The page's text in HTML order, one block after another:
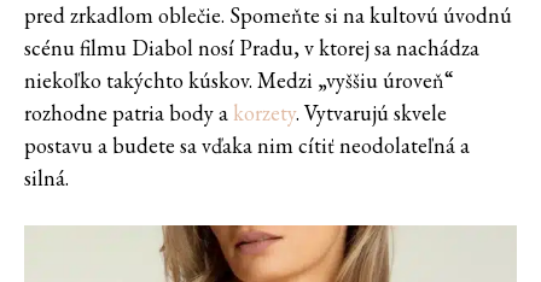
pred zrkadlom oblečie. Spomeňte si na kultovú úvodnú
scénu filmu Diabol nosí Pradu, v ktorej sa nachádza
niekoľko takýchto kúskov. Medzi „vyššiu úroveň“
rozhodne patria body a korzety. Vytvarujú skvele
postavu a budete sa vďaka nim cítiť neodolateľná a
silná.